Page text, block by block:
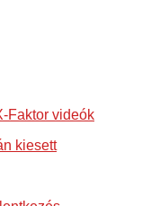
Faktor videók
kiesett